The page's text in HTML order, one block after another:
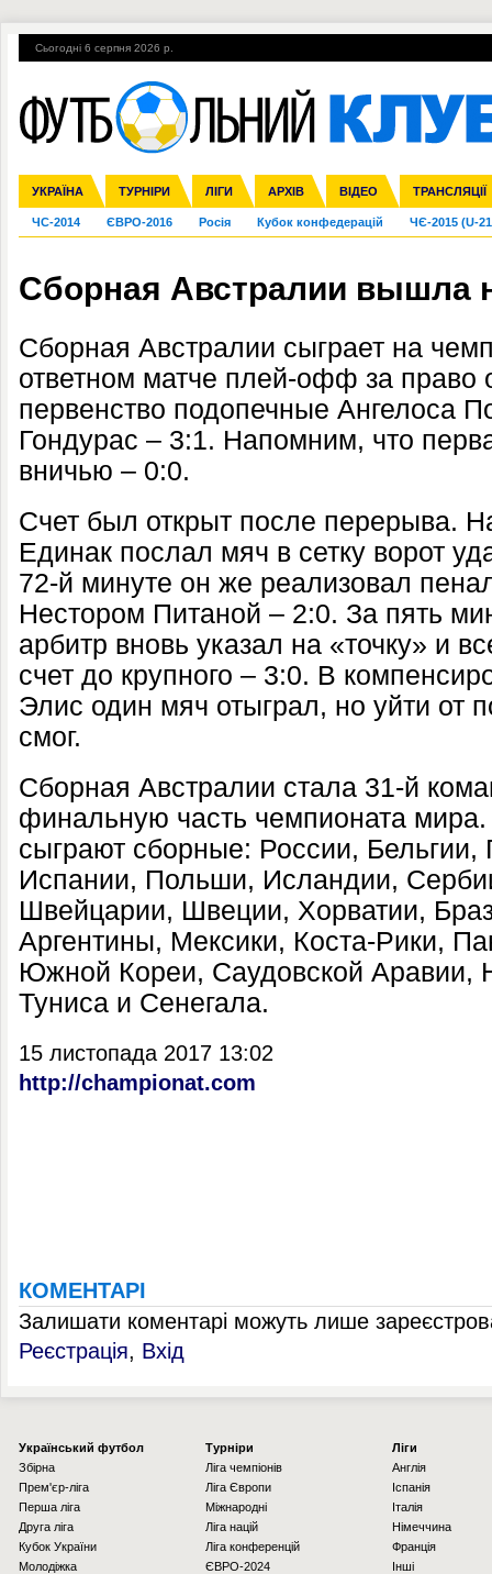
Сьогодні 6 серпня 2026 р.
УКРАЇНА ТУРНІРИ ЛІГИ АРХІВ ВІДЕО ТРАНСЛЯЦІЇ
Збірна Прем'єр-ліга Перша ліга Друга ліга Кубок України
Ліга чемпіонів Ліга Європи Міжнародні Ліга націй Ліга
Англія Іспанія Італія Німеччина Франція Інші
ЧС-2014 ЄВРО-2016 Росія Кубок конфедерацій ЧЄ-2015 (U-
Гарячі теми УПЛ, 1-й тур ВІЙНА УПЛ-ПЕРЕХОДИ
Сборная Австралии вышла
Сборная Австралии сыграет на
ответном матче плей-офф за право
первенство подопечные Ангелоса
Гондурас – 3:1. Напомним, что
вничью – 0:0.
Счет был открыт после перерыва.
Единак послал мяч в сетку ворот
72-й минуте он же реализовал
Нестором Питаной – 2:0. За пять
арбитр вновь указал на «точку» и
счет до крупного – 3:0. В
Элис один мяч отыграл, но уйти от
смог.
Сборная Австралии стала 31-й
финальную часть чемпионата
сыграют сборные: России, Бельгии,
Испании, Польши, Исландии,
Швейцарии, Швеции, Хорватии,
Аргентины, Мексики, Коста-Рики,
Южной Кореи, Саудовской Аравии,
Туниса и Сенегала.
15 листопада 2017 13:02
http://championat.com
КОМЕНТАРІ
Залишати коментарі можуть лише
Реєстрація, Вхід
Українcький футбол
Збірна
Прем'єр-ліга
Перша ліга
Друга ліга
Кубок України
Молодіжка
Турніри
Ліга чемпіонів
Ліга Європи
Міжнародні
Ліга націй
Ліга конференцій
ЄВРО-2024
Ліги
Англія
Іспанія
Італія
Німеччина
Франція
Інші